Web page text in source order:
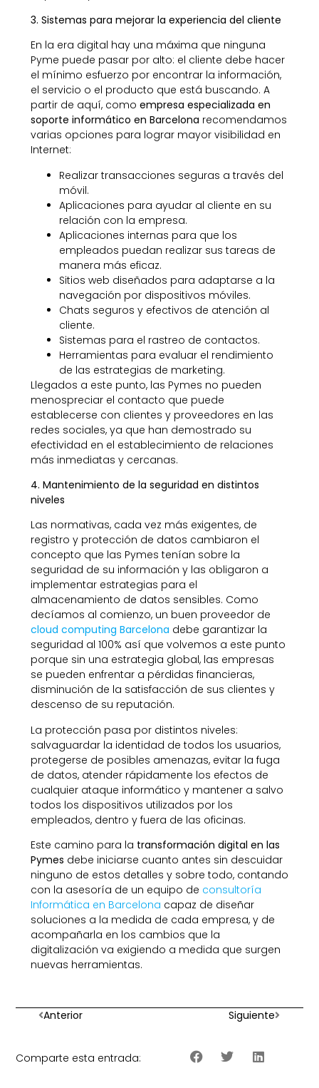
3. Sistemas para mejorar la experiencia del cliente
En la era digital hay una máxima que ninguna
Pyme puede pasar por alto: el cliente debe hacer
el mínimo esfuerzo por encontrar la información,
el servicio o el producto que está buscando. A
partir de aquí, como empresa especializada en
soporte informático en Barcelona recomendamos
varias opciones para lograr mayor visibilidad en
Internet:
Realizar transacciones seguras a través del
móvil.
Aplicaciones para ayudar al cliente en su
relación con la empresa.
Aplicaciones internas para que los
empleados puedan realizar sus tareas de
manera más eficaz.
Sitios web diseñados para adaptarse a la
navegación por dispositivos móviles.
Chats seguros y efectivos de atención al
cliente.
Sistemas para el rastreo de contactos.
Herramientas para evaluar el rendimiento
de las estrategias de marketing.
Llegados a este punto, las Pymes no pueden
menospreciar el contacto que puede
establecerse con clientes y proveedores en las
redes sociales, ya que han demostrado su
efectividad en el establecimiento de relaciones
más inmediatas y cercanas.
4. Mantenimiento de la seguridad en distintos
niveles
Las normativas, cada vez más exigentes, de
registro y protección de datos cambiaron el
concepto que las Pymes tenían sobre la
seguridad de su información y las obligaron a
implementar estrategias para el
almacenamiento de datos sensibles. Como
decíamos al comienzo, un buen proveedor de
cloud computing Barcelona debe garantizar la
seguridad al 100% así que volvemos a este punto
porque sin una estrategia global, las empresas
se pueden enfrentar a pérdidas financieras,
disminución de la satisfacción de sus clientes y
descenso de su reputación.
La protección pasa por distintos niveles:
salvaguardar la identidad de todos los usuarios,
protegerse de posibles amenazas, evitar la fuga
de datos, atender rápidamente los efectos de
cualquier ataque informático y mantener a salvo
todos los dispositivos utilizados por los
empleados, dentro y fuera de las oficinas.
Este camino para la transformación digital en las
Pymes debe iniciarse cuanto antes sin descuidar
ninguno de estos detalles y sobre todo, contando
con la asesoría de un equipo de consultoría
Informática en Barcelona capaz de diseñar
soluciones a la medida de cada empresa, y de
acompañarla en los cambios que la
digitalización va exigiendo a medida que surgen
nuevas herramientas.
Anterior Siguiente
Comparte esta entrada: